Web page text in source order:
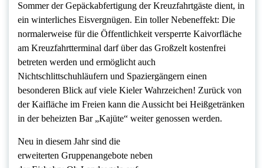
Sommer der Gepäckabfertigung der Kreuzfahrtgäste dient, in
ein winterliches Eisvergnügen. Ein toller Nebeneffekt: Die
normalerweise für die Öffentlichkeit versperrte Kaivorfläche
am Kreuzfahrtterminal darf über das Großzelt kostenfrei
betreten werden und ermöglicht auch
Nichtschlittschuhläufern und Spaziergängern einen
besonderen Blick auf viele Kieler Wahrzeichen! Zurück von
der Kaifläche im Freien kann die Aussicht bei Heißgetränken
in der beheizten Bar „Kajüte“ weiter genossen werden.
Neu in diesem Jahr sind die
erweiterten Gruppenangebote neben